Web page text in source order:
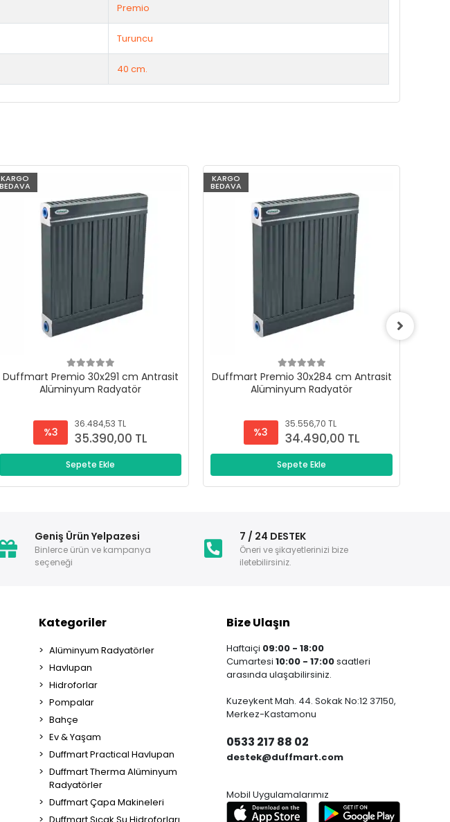
Premio
Turuncu
40 cm.
KARGO
BEDAVA
Duffmart Premio 30x291 cm Antrasit
Alüminyum Radyatör
%3
36.484,53 TL
35.390,00 TL
Sepete Ekle
KARGO
BEDAVA
Duffmart Premio 30x284 cm Antrasit
Alüminyum Radyatör
%3
35.556,70 TL
34.490,00 TL
Sepete Ekle
Geniş Ürün Yelpazesi
Binlerce ürün ve kampanya
seçeneği
7 / 24 DESTEK
Öneri ve şikayetlerinizi bize
iletebilirsiniz.
Kategoriler
Alüminyum Radyatörler
Havlupan
Hidroforlar
Pompalar
Bahçe
Ev & Yaşam
Duffmart Practical Havlupan
Duffmart Therma Alüminyum
Radyatörler
Duffmart Çapa Makineleri
Bize Ulaşın
Haftaiçi 09:00 - 18:00
Cumartesi 10:00 - 17:00saatleri
arasında ulaşabilirsiniz.
Kuzeykent Mah. 44. Sokak No:12 37150,
Merkez-Kastamonu
0533 217 88 02
destek@duffmart.com
Mobil Uygulamalarımız